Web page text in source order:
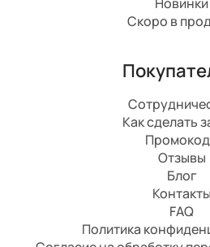
Скоро в
Как сделать
Отзывы
Блог
Контакты
FAQ
Политика